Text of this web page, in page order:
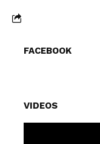
FACEBOOK
VIDEOS